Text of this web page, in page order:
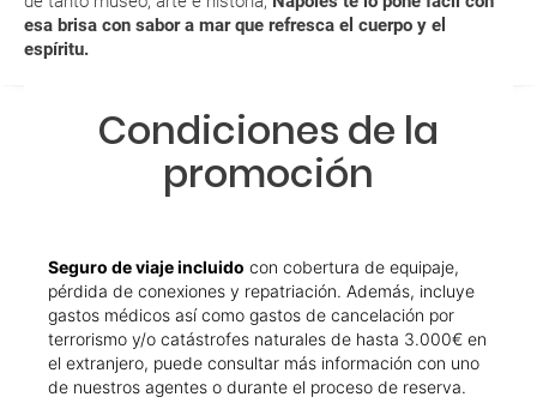
esa brisa con sabor a mar que refresca el cuerpo y el
espíritu.
Al realizar la reserva, uno de los servicios ha
sabré si se confirma el viaje?
¿Cómo sé si hay plazas disponibles en el viaje que
quiero al hacer mi solicitud de reserva?
Si tengo los traslados incluidos, ¿dónde debo
dirigirme?
¿Incluye algún seguro de viaje mi reserva?
Condiciones de la
promoción
Seguro de viaje incluido con cobertura de equipaje,
pérdida de conexiones y repatriación. Además, incluye
gastos médicos así como gastos de cancelación por
terrorismo y/o catástrofes naturales de hasta 3.000€ en
el extranjero, puede consultar más información con uno
de nuestros agentes o durante el proceso de reserva.